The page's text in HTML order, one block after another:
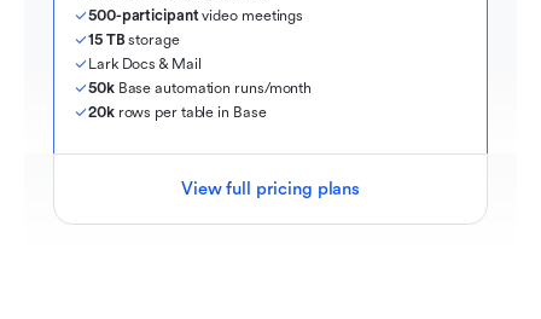
500-participant video meetings
15 TB storage
Lark Docs & Mail
50k Base automation runs/month
20k rows per table in Base
View full pricing plans